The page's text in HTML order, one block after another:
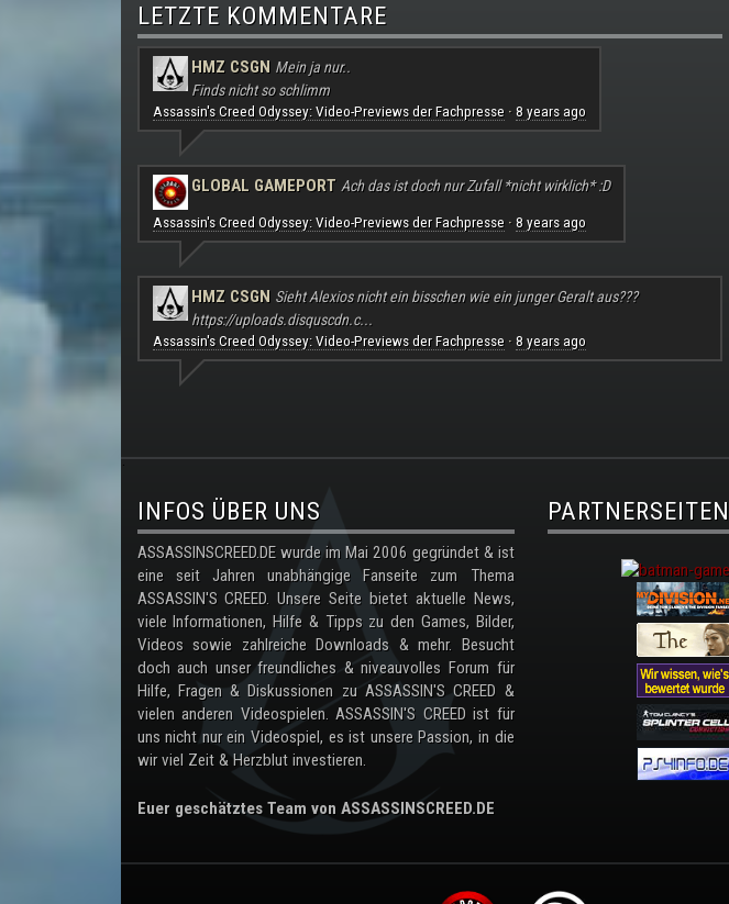
LETZTE KOMMENTARE
HMZ CSGN Mein ja nur..
Finds nicht so schlimm
Assassin's Creed Odyssey: Video-Previews der Fachpresse· 8 years ago
GLOBAL GAMEPORT Ach das ist doch nur Zufall *nicht wirklich* :D
Assassin's Creed Odyssey: Video-Previews der Fachpresse· 8 years ago
HMZ CSGN Sieht Alexios nicht ein bisschen wie ein junger Geralt aus???
https://uploads.disquscdn.c...
Assassin's Creed Odyssey: Video-Previews der Fachpresse· 8 years ago
.
INFOS ÜBER UNS
ASSASSINSCREED.DE wurde im Mai 2006 gegründet & ist
eine seit Jahren unabhängige Fanseite zum Thema
ASSASSIN'S CREED. Unsere Seite bietet aktuelle News,
viele Informationen, Hilfe & Tipps zu den Games, Bilder,
Videos sowie zahlreiche Downloads & mehr. Besucht
doch auch unser freundliches & niveauvolles Forum für
Hilfe, Fragen & Diskussionen zu ASSASSIN'S CREED &
vielen anderen Videospielen. ASSASSIN'S CREED ist für
uns nicht nur ein Videospiel, es ist unsere Passion, in die
wir viel Zeit & Herzblut investieren.
Euer geschätztes Team von ASSASSINSCREED.DE
PARTNERSEITEN